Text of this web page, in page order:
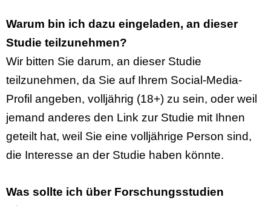
Warum bin ich dazu eingeladen, an dieser
Studie teilzunehmen?
Wir bitten Sie darum, an dieser Studie
teilzunehmen, da Sie auf Ihrem Social-Media-
Profil angeben, volljährig (18+) zu sein, oder weil
jemand anderes den Link zur Studie mit Ihnen
geteilt hat, weil Sie eine volljährige Person sind,
die Interesse an der Studie haben könnte.
Was sollte ich über Forschungsstudien